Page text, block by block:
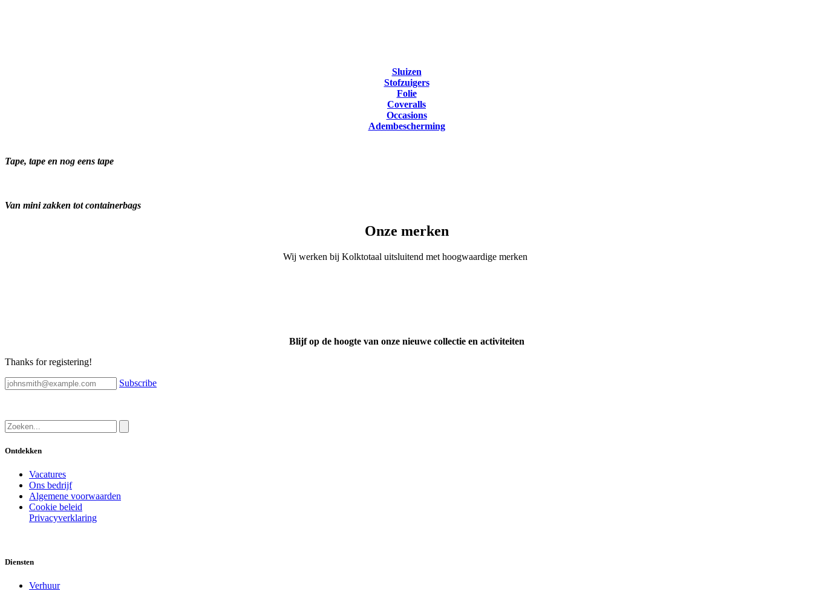
Sluizen
Stofzuigers
Folie
Coveralls
Occasions
Adembescherming
Tape, tape en nog eens tape
Van mini zakken tot containerbags
Onze merken
Wij werken bij Kolktotaal uitsluitend met hoogwaardige merken
Blijf op de hoogte van onze nieuwe collectie en activiteiten
Thanks for registering!
Subscribe
Ontdekken
Vacatures
Ons bedrijf
Algemene voorwaarden
Cookie beleid
Privacyverklaring
Diensten
Verhuur